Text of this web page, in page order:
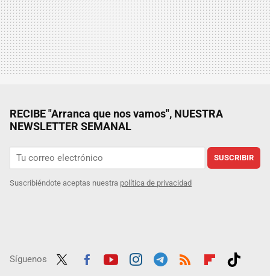
RECIBE "Arranca que nos vamos", NUESTRA
NEWSLETTER SEMANAL
SUSCRIBIR
Suscribiéndote aceptas nuestra política de privacidad
Síguenos